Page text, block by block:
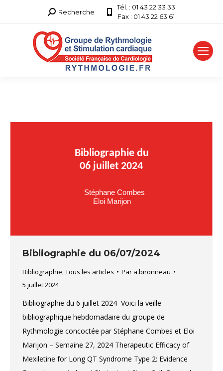
Recherche
Recherche
Tél. : 01 43 22 33 33
Fax : 01 43 22 63 61
Bibliographie du 06/07/2024
Bibliographie Tous les articles Par a.bironneau
5 juillet 2024
Bibliographie du 6 juillet 2024 Voici la veille
bibliographique hebdomadaire du groupe de
Rythmologie concoctée par Stéphane Combes et Eloi
Marijon – Semaine 27, 2024 Therapeutic Efficacy of
Mexiletine for Long QT Syndrome Type 2: Evidence